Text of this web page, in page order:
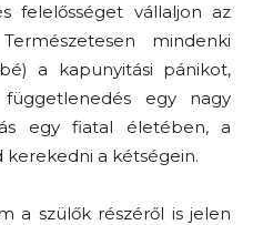
felelősséget vállaljon az
mindenki
a kapunyitási pánikot,
egy nagy
egy fiatal életében, a
a kétségein.
a szülők részéről is jelen